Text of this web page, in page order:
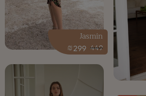
449
299
₪
Jasmin